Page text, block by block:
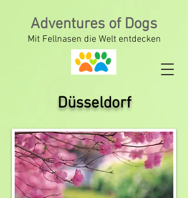
Adventures of Dogs
Mit Fellnasen die Welt entdecken
Düsseldorf